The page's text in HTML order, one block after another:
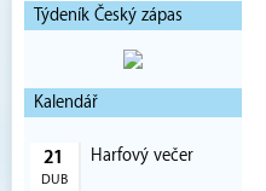
Týdeník Český zápas
Kalendář
21
DUB
Harfový večer